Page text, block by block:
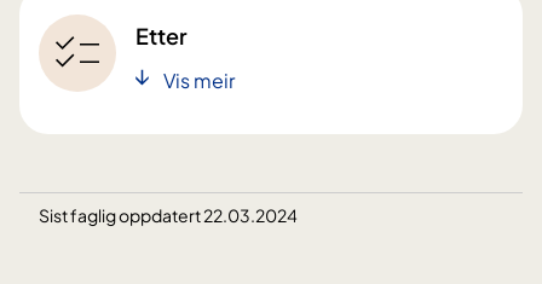
Etter
Vis meir
Sist faglig oppdatert 22.03.2024